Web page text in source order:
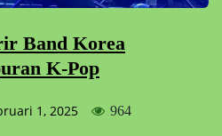
Band Korea
K-Pop
1, 2025 964